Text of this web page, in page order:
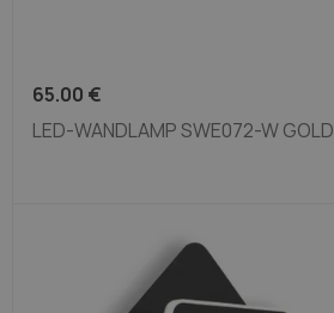
65.00 €
LED-WANDLAMP SWE072-W GOLD